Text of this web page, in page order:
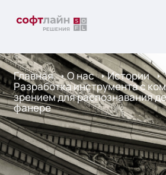
Главная О нас Истории
Разработка инструмента с
зрением для распознавания
фанере